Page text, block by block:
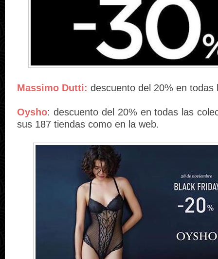
Massimo Dutti: descuento del 20% en todas
Oysho: descuento del 20% en todas las
sus 187 tiendas como en la web.